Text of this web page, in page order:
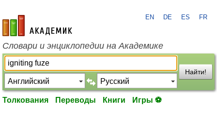
academic.ru
EN DE ES FR
Словари и энциклопедии на Академике
Найти!
Толкования Переводы Книги Игры ⚽